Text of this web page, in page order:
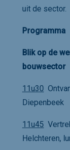
uit de sector.
Programma
Blik op de
bouwsector
11u30
Diepenbeek
11u45
Helchteren,